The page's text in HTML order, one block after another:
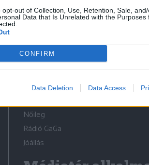
opt-out of Collection, Use, Retention, Sale,
Data that Is Unrelated with the Purposes
CONFIRM
Data Deletion Data Access
Médiatér
Liget
Krónika
Bihari Napló
Erdélyi Napló
Nőileg
Rádió GaGa
Jóállás